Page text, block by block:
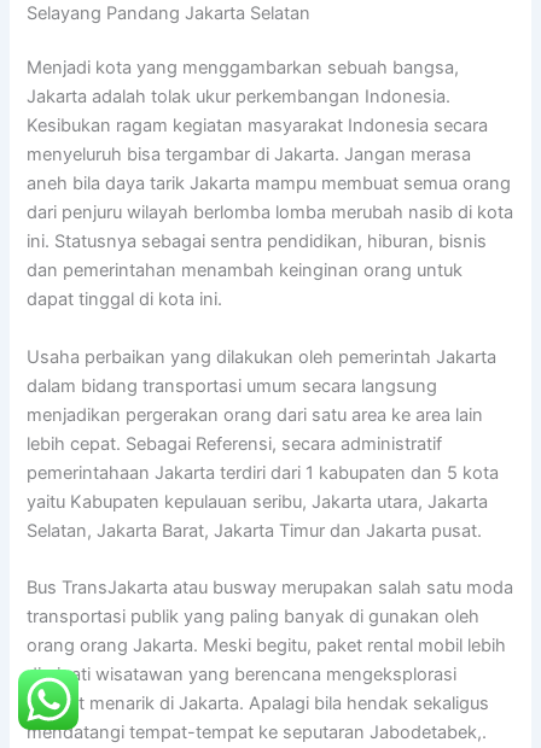
Selayang Pandang Jakarta Selatan
Menjadi kota yang menggambarkan sebuah bangsa,
Jakarta adalah tolak ukur perkembangan Indonesia.
Kesibukan ragam kegiatan masyarakat Indonesia secara
menyeluruh bisa tergambar di Jakarta. Jangan merasa
aneh bila daya tarik Jakarta mampu membuat semua orang
dari penjuru wilayah berlomba lomba merubah nasib di kota
ini. Statusnya sebagai sentra pendidikan, hiburan, bisnis
dan pemerintahan menambah keinginan orang untuk
dapat tinggal di kota ini.
Usaha perbaikan yang dilakukan oleh pemerintah Jakarta
dalam bidang transportasi umum secara langsung
menjadikan pergerakan orang dari satu area ke area lain
lebih cepat. Sebagai Referensi, secara administratif
pemerintahaan Jakarta terdiri dari 1 kabupaten dan 5 kota
yaitu Kabupaten kepulauan seribu, Jakarta utara, Jakarta
Selatan, Jakarta Barat, Jakarta Timur dan Jakarta pusat.
Bus TransJakarta atau busway merupakan salah satu moda
transportasi publik yang paling banyak di gunakan oleh
orang orang Jakarta. Meski begitu, paket rental mobil lebih
diminati wisatawan yang berencana mengeksplorasi
tempat menarik di Jakarta. Apalagi bila hendak sekaligus
mendatangi tempat-tempat ke seputaran Jabodetabek,.